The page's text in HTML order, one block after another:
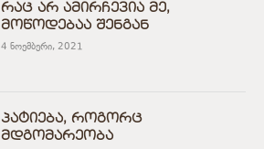
რაც არ ამირჩევია მე,
მოწოდებაა შენგან
4 ნოემბერი, 2021
პატიება, როგორც
მდგომარეობა